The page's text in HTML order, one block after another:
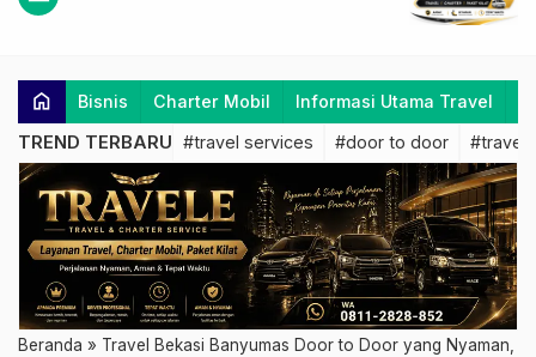
home Bisnis Charter Mobil Informasi Utama Travel
TREND TERBARU #travel services #door to door #travel
Beranda » Travel Bekasi Banyumas Door to Door yang Nyaman,